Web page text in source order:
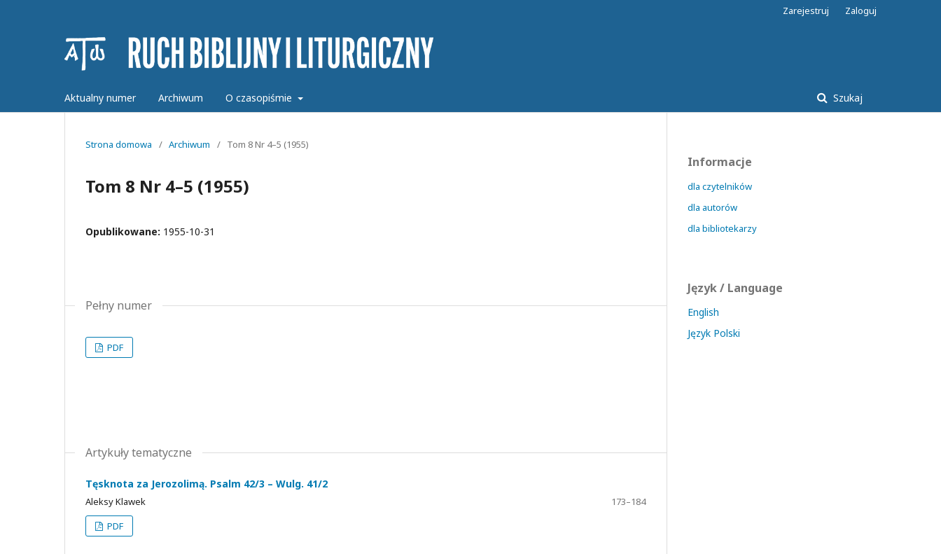
Aktualny numer Archiwum O czasopiśmie Szukaj
Zarejestruj Zaloguj
Strona domowa / Archiwum / Tom 8 Nr 4–5 (1955)
Tom 8 Nr 4–5 (1955)
Opublikowane: 1955-10-31
Pełny numer
PDF
Artykuły tematyczne
Tęsknota za Jerozolimą. Psalm 42/3 – Wulg. 41/2
Aleksy Klawek
173–184
PDF
Informacje
dla czytelników
dla autorów
dla bibliotekarzy
Język / Language
English
Język Polski